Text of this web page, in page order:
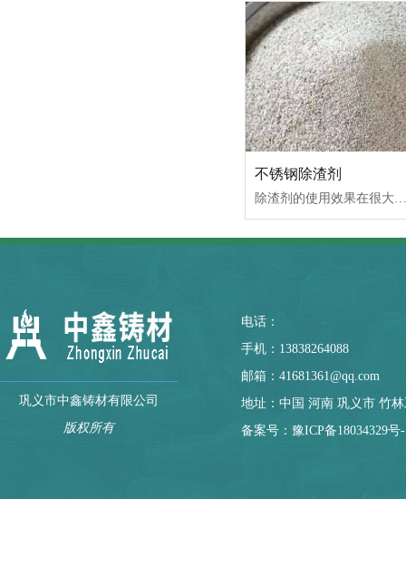
不锈钢除渣剂
除渣剂的使用效果在很大程度上取决于除渣剂的正确使用，在使用本系列除渣剂时，我们总是推荐熔炼工程师和操作工人必须严格控制除渣剂的使用量，加入除渣剂的过程即是除渣的过程，也
巩义市中鑫铸材有限公司
版权所有
电话：
手机：13838264088
邮箱：41681361@qq.com
地址：中国 河南 巩义市 竹
备案号： 豫ICP备18034329号